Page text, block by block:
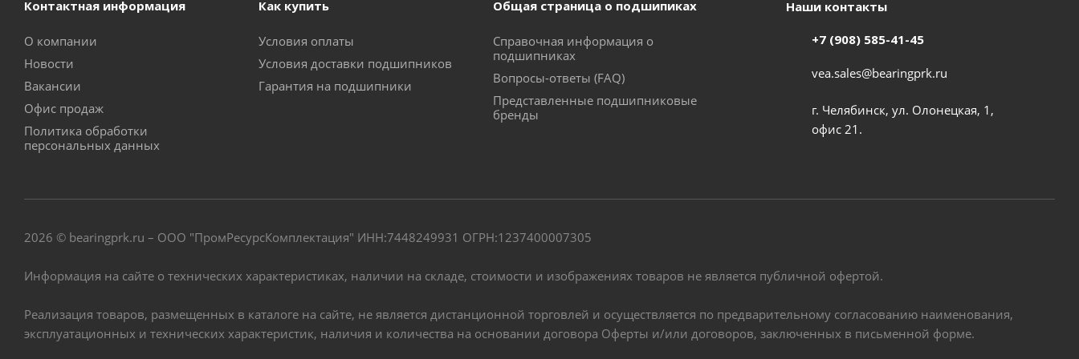
Контактная информация
О компании
Новости
Вакансии
Офис продаж
Политика обработки
персональных данных
Как купить
Условия оплаты
Условия доставки подшипников
Гарантия на подшипники
Общая страница о подшипиках
Справочная информация о
подшипниках
Вопросы-ответы (FAQ)
Представленные подшипниковые
бренды
Наши контакты
+7 (908) 585-41-45
vea.sales@bearingprk.ru
г. Челябинск, ул. Олонецкая, 1,
офис 21.
2026 © bearingprk.ru – ООО "ПромРесурсКомплектация" ИНН:7448249931 ОГРН:1237400007305
Информация на сайте о технических характеристиках, наличии на складе, стоимости и изображениях товаров не является публичной офертой.
Реализация товаров, размещенных в каталоге на сайте, не является дистанционной торговлей и осуществляется по предварительному согласованию наименования,
эксплуатационных и технических характеристик, наличия и количества на основании договора Оферты и/или договоров, заключенных в письменной форме.